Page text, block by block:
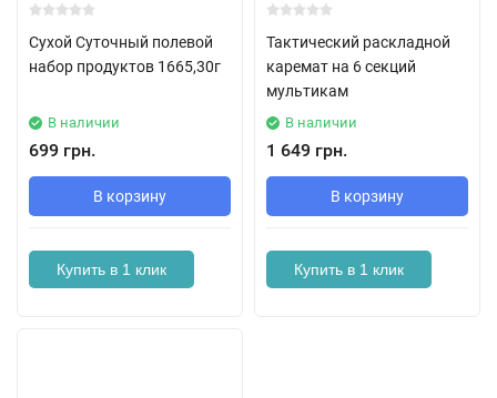
Сухой Суточный полевой
набор продуктов 1665,30г
В наличии
699 грн.
В корзину
Купить в 1 клик
Тактический раскладной
каремат на 6 секций
мультикам
В наличии
1 649 грн.
В корзину
Купить в 1 клик